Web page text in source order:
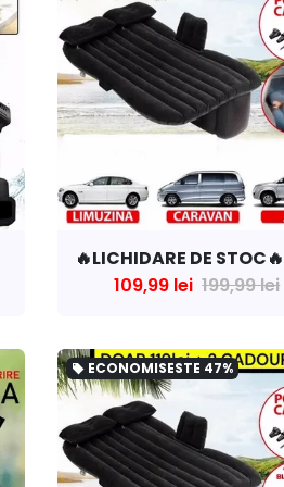
109,99 lei 199,99 lei
local_offer ECONOMISESTE 47%